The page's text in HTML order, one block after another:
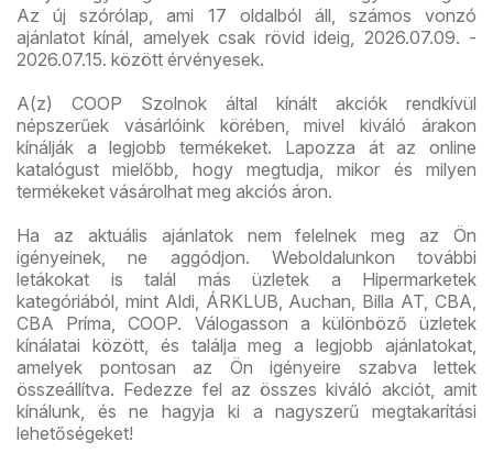
Az új szórólap, ami 17 oldalból áll, számos vonzó
ajánlatot kínál, amelyek csak rövid ideig, 2026.07.09. -
2026.07.15. között érvényesek.
A(z) COOP Szolnok által kínált akciók rendkívül
népszerűek vásárlóink körében, mivel kiváló árakon
kínálják a legjobb termékeket. Lapozza át az online
katalógust mielőbb, hogy megtudja, mikor és milyen
termékeket vásárolhat meg akciós áron.
Ha az aktuális ajánlatok nem felelnek meg az Ön
igényeinek, ne aggódjon. Weboldalunkon további
letákokat is talál más üzletek a Hipermarketek
kategóriából, mint Aldi, ÁRKLUB, Auchan, Billa AT, CBA,
CBA Príma, COOP. Válogasson a különböző üzletek
kínálatai között, és találja meg a legjobb ajánlatokat,
amelyek pontosan az Ön igényeire szabva lettek
összeállítva. Fedezze fel az összes kiváló akciót, amit
kínálunk, és ne hagyja ki a nagyszerű megtakarítási
lehetőségeket!